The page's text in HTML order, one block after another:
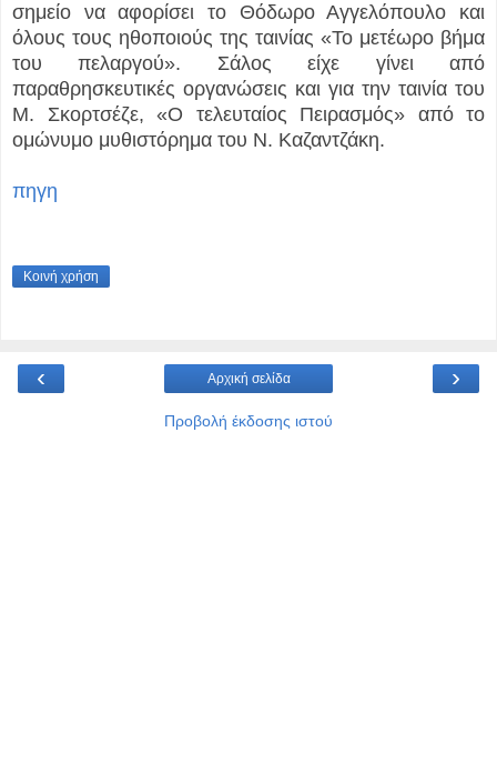
σημείο να αφορίσει το Θόδωρο Αγγελόπουλο και
όλους τους ηθοποιούς της ταινίας «Το μετέωρο βήμα
του πελαργού». Σάλος είχε γίνει από
παραθρησκευτικές οργανώσεις και για την ταινία του
Μ. Σκορτσέζε, «Ο τελευταίος Πειρασμός» από το
ομώνυμο μυθιστόρημα του Ν. Καζαντζάκη.
πηγη
Κοινή χρήση
‹ ›
Αρχική σελίδα
Προβολή έκδοσης ιστού